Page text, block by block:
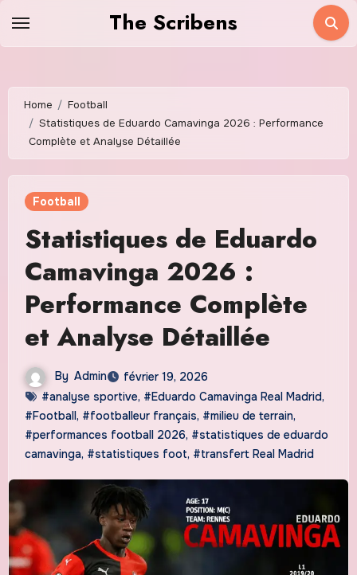
The Scribens
Home
Football
Statistiques de Eduardo Camavinga 2026 : Performance
Complète et Analyse Détaillée
Football
Statistiques de Eduardo
Camavinga 2026 :
Performance Complète
et Analyse Détaillée
By Admin
février 19, 2026
#analyse sportive, #Eduardo Camavinga Real Madrid,
#Football, #footballeur français, #milieu de terrain,
#performances football 2026, #statistiques de eduardo
camavinga, #statistiques foot, #transfert Real Madrid